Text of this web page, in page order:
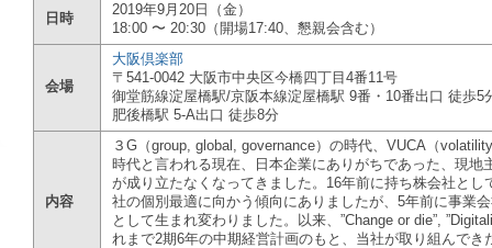
日時
2019年9月20日（金）
18:00 〜 20:30（開場17:40、懇親会含む）
会場
大阪倶楽部
〒541-0042 大阪市中央区今橋四丁目4番11号
御堂筋線淀屋橋駅/京阪本線淀屋橋駅 9番・10番出口 徒歩5
肥後橋駅 5-A出口 徒歩8分
内容
３G（group, global, governance）の時代、VUCA（
時代と言われる現在、日本企業にありがちであった、現
が成り立たなくなってきました。16年前に持ち株会社と
社の個別最適に向かう傾向にありましたが、5年前に事業
として生まれ変わりました。以来、”Change or die”,
れまで2期6年の中期経営計画のもと、当社が取り組んで